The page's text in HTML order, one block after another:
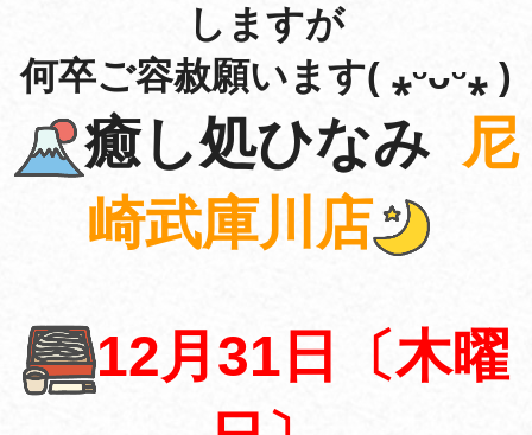
しますが
何卒ご容赦願います( ⁎ᵕᴗᵕ⁎ )
癒し処ひなみ 尼
崎武庫川店
12月31日〔木曜